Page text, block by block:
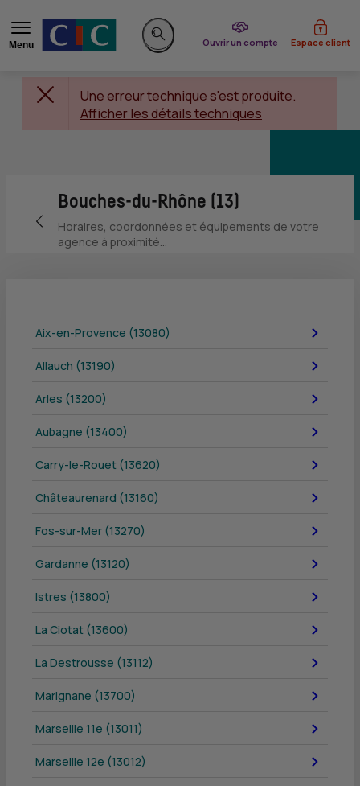
Menu
Rechercher sur le site
Ouvrir un compte
du CIC Espace client
Une erreur technique s'est produite.
Afficher les détails techniques
Retour vers la page précédente
Bouches-du-Rhône (13)
Horaires, coordonnées et équipements de votre
agence à proximité...
Aix-en-Provence (13080)
Allauch (13190)
Arles (13200)
Aubagne (13400)
Carry-le-Rouet (13620)
Châteaurenard (13160)
Fos-sur-Mer (13270)
Gardanne (13120)
Istres (13800)
La Ciotat (13600)
La Destrousse (13112)
Marignane (13700)
Marseille 11e (13011)
Marseille 12e (13012)